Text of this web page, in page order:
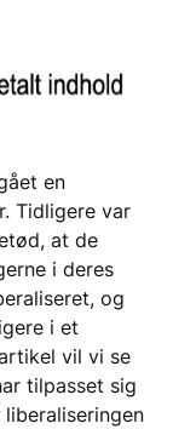
en
Tidligere var
at de
i deres
og
i et
vil vi se
tilpasset sig